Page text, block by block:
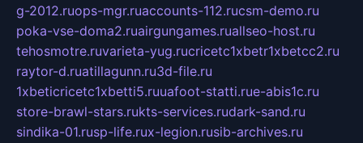
g-2012.ruops-mgr.ruaccounts-112.rucsm-demo.ru
poka-vse-doma2.ruairgungames.ruallseo-host.ru
tehosmotre.ruvarieta-yug.rucricetc1xbetr1xbetcc2.ru
raytor-d.ruatillagunn.ru3d-file.ru
1xbeticricetc1xbetti5.ruuafoot-statti.rue-abis1c.ru
store-brawl-stars.rukts-services.rudark-sand.ru
sindika-01.rusp-life.rux-legion.rusib-archives.ru